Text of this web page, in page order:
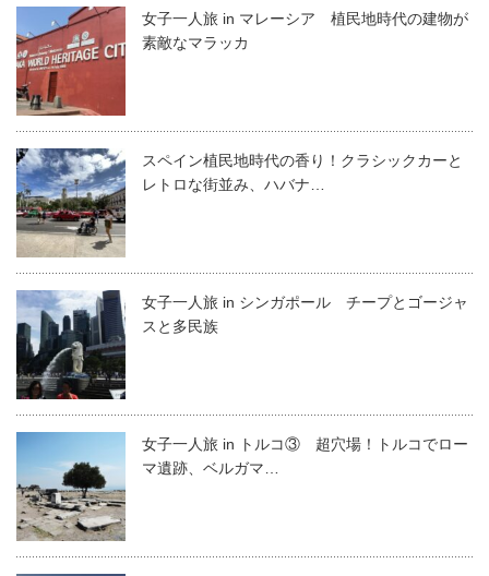
女子一人旅 in マレーシア 植民地時代の建物が
素敵なマラッカ
スペイン植民地時代の香り！クラシックカーと
レトロな街並み、ハバナ…
女子一人旅 in シンガポール チープとゴージャ
スと多民族
女子一人旅 in トルコ③ 超穴場！トルコでロー
マ遺跡、ベルガマ…